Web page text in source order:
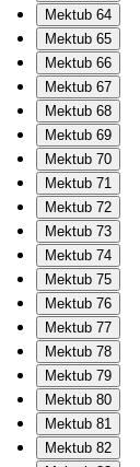
Mektub 64
Mektub 65
Mektub 66
Mektub 67
Mektub 68
Mektub 69
Mektub 70
Mektub 71
Mektub 72
Mektub 73
Mektub 74
Mektub 75
Mektub 76
Mektub 77
Mektub 78
Mektub 79
Mektub 80
Mektub 81
Mektub 82